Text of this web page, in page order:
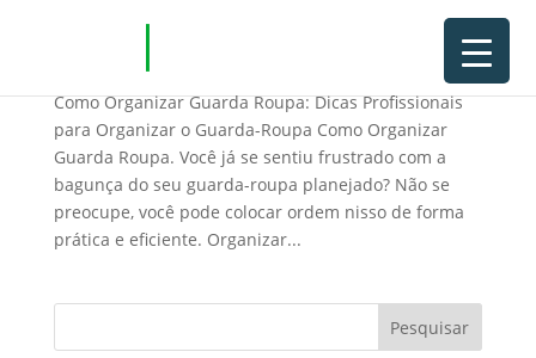
Como Organizar Guarda Roupa
Como Organizar Guarda Roupa: Dicas Profissionais
para Organizar o Guarda-Roupa Como Organizar
Guarda Roupa. Você já se sentiu frustrado com a
bagunça do seu guarda-roupa planejado? Não se
preocupe, você pode colocar ordem nisso de forma
prática e eficiente. Organizar...
Pesquisar